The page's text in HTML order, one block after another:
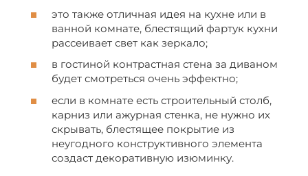
это также отличная идея на кухне или в
ванной комнате, блестящий фартук кухни
рассеивает свет как зеркало;
в гостиной контрастная стена за диваном
будет смотреться очень эффектно;
если в комнате есть строительный столб,
карниз или ажурная стенка, не нужно их
скрывать, блестящее покрытие из
неугодного конструктивного элемента
создаст декоративную изюминку.